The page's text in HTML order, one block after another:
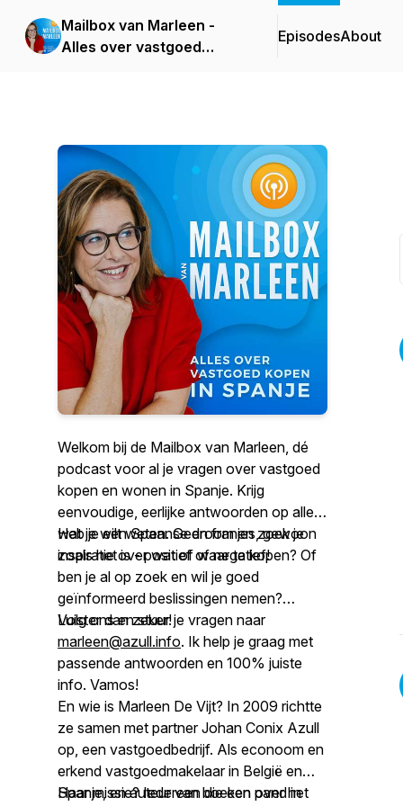
Mailbox van Marleen -
Alles over vastgoed
EpisodesAbout
Welkom bij de Mailbox van Marleen, dé
podcast voor al je vragen over vastgoed
kopen en wonen in Spanje. Krijg
eenvoudige, eerlijke antwoorden op alles
wat je wilt weten. Geen franjes, gewoon
zoals het is - positief of negatief!
Heb je een Spaanse droom en zoek je
inspiratie over wat of waar te kopen? Of
ben je al op zoek en wil je goed
geïnformeerd beslissingen nemen?
Luister dan zeker!
Volg ons en stuur je vragen naar
marleen@azull.info. Ik help je graag met
passende antwoorden en 100% juiste
info. Vamos!
En wie is Marleen De Vijt? In 2009 richtte
ze samen met partner Johan Conix Azull
op, een vastgoedbedrijf. Als econoom en
erkend vastgoedmakelaar in België en
Spanje, en auteur van boeken over het
Haar missie? Iedereen die een pand in